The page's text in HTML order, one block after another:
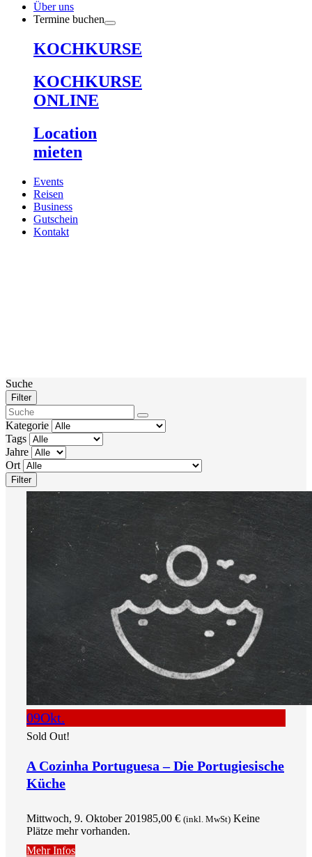
Über uns
Termine buchen
KOCHKURSE
KOCHKURSE
ONLINE
Location
mieten
Events
Reisen
Business
Gutschein
Kontakt
Suche
Filter
Kategorie
Tags
Jahre
Ort
Filter
09Okt.
Sold Out!
A Cozinha Portuguesa – Die Portugiesische
Küche
Mittwoch, 9. Oktober 201985,00 € (inkl. MwSt) Keine
Plätze mehr vorhanden.
Mehr Infos